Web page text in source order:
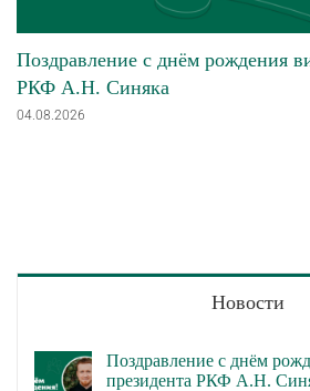
Поздравление с днём рождения
РКФ А.Н. Синяка
04.08.2026
Новости
Поздравление с днём
президента РКФ А.Н.